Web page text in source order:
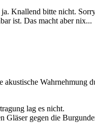
Knallend bitte nicht.
ist. Das macht aber nix...
akustische Wahrnehmung
lag es nicht.
Gläser gegen die